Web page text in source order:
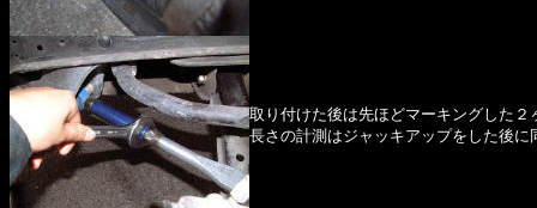
取り付けた後は先ほどマーキングした
長さの計測はジャッキアップをした後